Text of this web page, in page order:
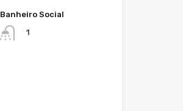
Banheiro Social
1